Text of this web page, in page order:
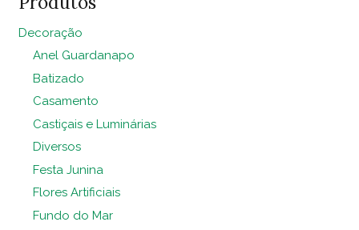
Decoração
Anel Guardanapo
Batizado
Casamento
Castiçais e Luminárias
Diversos
Festa Junina
Flores Artificiais
Fundo do Mar